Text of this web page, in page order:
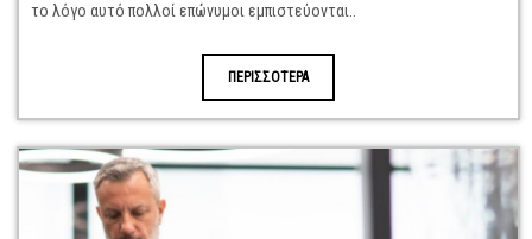
το λόγο αυτό πολλοί επώνυμοι εμπιστεύονται..
ΠΕΡΙΣΣΟΤΕΡΑ